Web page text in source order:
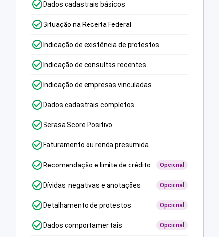
Dados cadastrais básicos
Situação na Receita Federal
Indicação de existência de protestos
Indicação de consultas recentes
Indicação de empresas vinculadas
Dados cadastrais completos
Serasa Score Positivo
Faturamento ou renda presumida
Recomendação e limite de crédito Opcional
Dívidas, negativas e anotações Opcional
Detalhamento de protestos Opcional
Dados comportamentais Opcional